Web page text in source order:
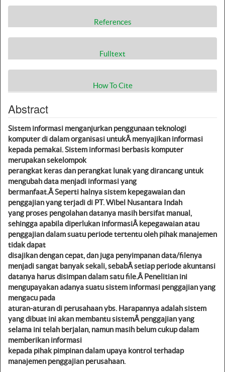
References
Fulltext
How To Cite
Abstract
Sistem informasi menganjurkan penggunaan teknologi
komputer di dalam organisasi untukÂmenyajikan informasi
kepada pemakai. Sistem informasi berbasis komputer
merupakan sekelompok
perangkat keras dan perangkat lunak yang dirancang untuk
mengubah data menjadi informasi yang
bermanfaat.ÂSeperti halnya sistem kepegawaian dan
penggajian yang terjadi di PT. Wibel Nusantara Indah
yang proses pengolahan datanya masih bersifat manual,
sehingga apabila diperlukan informasiÂkepegawaian atau
penggajian dalam suatu periode tertentu oleh pihak manajemen
tidak dapat
disajikan dengan cepat, dan juga penyimpanan data/filenya
menjadi sangat banyak sekali, sebabÂsetiap periode akuntansi
datanya harus disimpan dalam satu file.ÂPenelitian ini
mengupayakan adanya suatu sistem informasi penggajian yang
mengacu pada
aturan-aturan di perusahaan ybs. Harapannya adalah sistem
yang dibuat ini akan membantu sistemÂpenggajian yang
selama ini telah berjalan, namun masih belum cukup dalam
memberikan informasi
kepada pihak pimpinan dalam upaya kontrol terhadap
manajemen penggajian perusahaan.